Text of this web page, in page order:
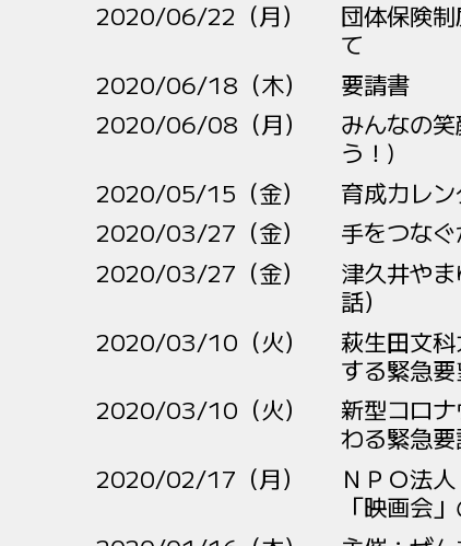
2020/06/22（月）
団体保険
て
2020/06/18（木）
要請書
2020/06/08（月）
みんなの
う！)
2020/05/15（金）
育成カレ
2020/03/27（金）
手をつな
2020/03/27（金）
津久井や
話）
2020/03/10（火）
萩生田文
する緊急要
2020/03/10（火）
新型コロ
わる緊急
2020/02/17（月）
ＮＰＯ法
「映画会